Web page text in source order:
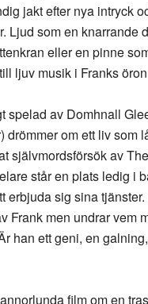
jakt efter nya intryck
Ljud som en knarrande
eller en pinne
ljuv musik i Franks
spelad av Domhnall
drömmer om ett liv som
självmordsförsök av
står en plats ledig i
erbjuda sig sina
Frank men undrar vem
han ett geni, en
film om en